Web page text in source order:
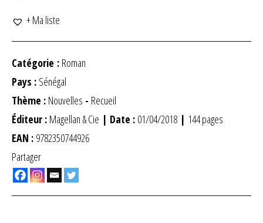
+ Ma liste
Catégorie : Roman
Pays : Sénégal
Thème : Nouvelles - Recueil
Éditeur : Magellan & Cie | Date : 01/04/2018 | 144 pages
EAN : 9782350744926
Partager